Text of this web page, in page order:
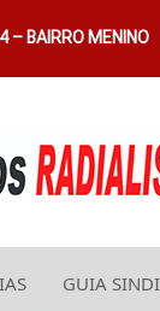
– BAIRRO MENINO
GUIA